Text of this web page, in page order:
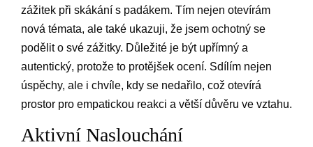
zážitek při skákání s padákem. Tím nejen otevírám
nová témata, ale také ukazuji, že jsem ochotný se
podělit o své zážitky. Důležité je být upřímný a
autentický, protože to protějšek ocení. Sdílím nejen
úspěchy, ale i chvíle, kdy se nedařilo, což otevírá
prostor pro empatickou reakci a větší důvěru ve vztahu.
Aktivní Naslouchání